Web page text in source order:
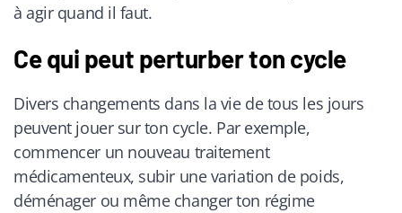
à agir quand il faut.
Ce qui peut perturber ton cycle
Divers changements dans la vie de tous les jours
peuvent jouer sur ton cycle. Par exemple,
commencer un nouveau traitement
médicamenteux, subir une variation de poids,
déménager ou même changer ton régime